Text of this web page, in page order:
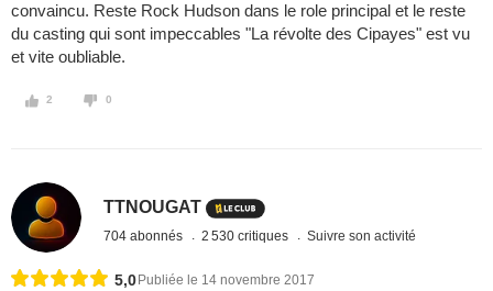
convaincu. Reste Rock Hudson dans le role principal et le reste
du casting qui sont impeccables "La révolte des Cipayes" est vu
et vite oubliable.
2 0
TTNOUGAT
704 abonnés 2 530 critiques Suivre son activité
5,0 Publiée le 14 novembre 2017